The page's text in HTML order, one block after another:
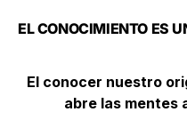
EL CONOCIMIENTO ES
El conocer nuestro
abre las mentes